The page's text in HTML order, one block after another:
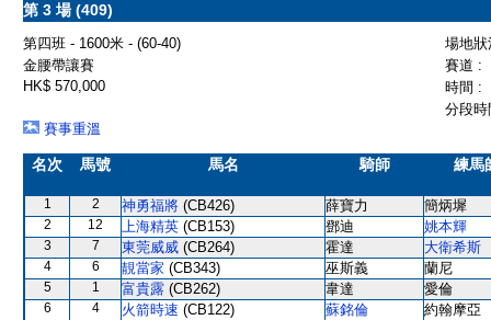
第 3 場 (409)
第四班 - 1600米 - (60-40)
場地
金腰帶讓賽
賽道 :
HK$ 570,000
時間 :
分段
賽事重溫
名次 馬號 馬名 騎師 練馬
1 2 神勇福將 (CB426) 薛寶力 簡炳墀
2 12 上海精英 (CB153) 鄧迪 姚本輝
3 7 東莞威威 (CB264) 霍達 大衛希斯
4 6 靚當家 (CB343) 巫斯義 蘭尼
5 1 富貴露 (CB262) 韋達 愛倫
6 4 火箭時速 (CB122) 蘇銘倫 約翰摩亞